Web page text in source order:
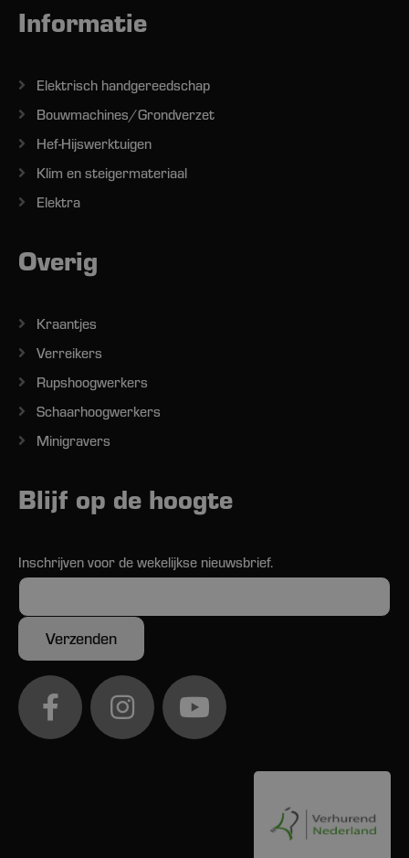
Informatie
Elektrisch handgereedschap
Bouwmachines/Grondverzet
Hef-Hijswerktuigen
Klim en steigermateriaal
Elektra
Overig
Kraantjes
Verreikers
Rupshoogwerkers
Schaarhoogwerkers
Minigravers
Blijf op de hoogte
Inschrijven voor de wekelijkse nieuwsbrief.